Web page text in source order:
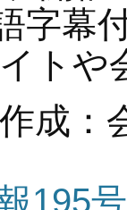
字幕
トや
成：
195号